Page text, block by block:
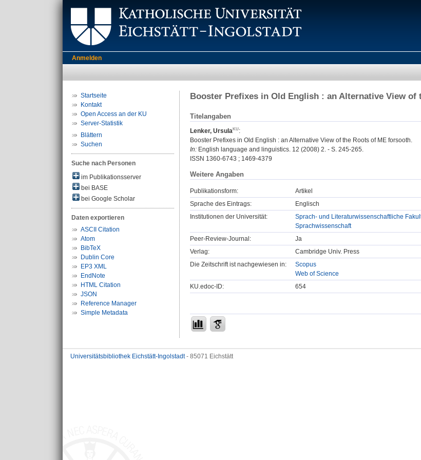
Anmelden
Startseite
Kontakt
Open Access an der KU
Server-Statistik
Blättern
Suchen
Suche nach Personen
im Publikationsserver
bei BASE
bei Google Scholar
Daten exportieren
ASCII Citation
Atom
BibTeX
Dublin Core
EP3 XML
EndNote
HTML Citation
JSON
Reference Manager
Simple Metadata
Booster Prefixes in Old English : an Alternative View of
Titelangaben
Lenker, Ursula
:
Booster Prefixes in Old English : an Alternative View of the Roots of ME forsooth.
In: English language and linguistics. 12 (2008) 2. - S. 245-265.
ISSN 1360-6743 ; 1469-4379
Weitere Angaben
Publikationsform:
Artikel
Sprache des Eintrags:
Englisch
Institutionen der Universität:
Sprach- und Literaturwissenschaftliche
Sprachwissenschaft
Peer-Review-Journal:
Ja
Verlag:
Cambridge Univ. Press
Die Zeitschrift ist nachgewiesen in:
Scopus
Web of Science
KU.edoc-ID:
654
Universitätsbibliothek Eichstätt-Ingolstadt- 85071 Eichstätt